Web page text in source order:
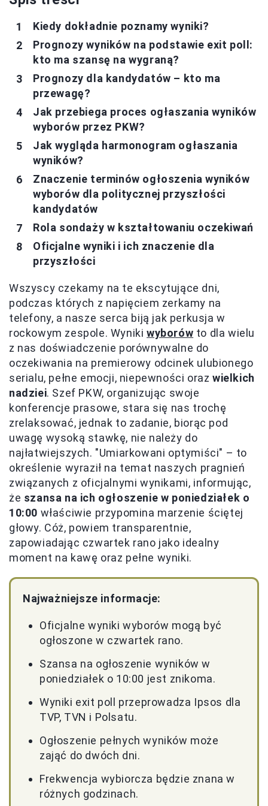
Kiedy dokładnie poznamy wyniki?
Prognozy wyników na podstawie exit poll:
kto ma szansę na wygraną?
Prognozy dla kandydatów – kto ma
przewagę?
Jak przebiega proces ogłaszania wyników
wyborów przez PKW?
Jak wygląda harmonogram ogłaszania
wyników?
Znaczenie terminów ogłoszenia wyników
wyborów dla politycznej przyszłości
kandydatów
Rola sondaży w kształtowaniu oczekiwań
Oficjalne wyniki i ich znaczenie dla
przyszłości
Wszyscy czekamy na te ekscytujące dni,
podczas których z napięciem zerkamy na
telefony, a nasze serca biją jak perkusja w
rockowym zespole. Wynikiwyborów to dla wielu
z nas doświadczenie porównywalne do
oczekiwania na premierowy odcinek ulubionego
serialu, pełne emocji, niepewności orazwielkich
nadziei. Szef PKW, organizując swoje
konferencje prasowe, stara się nas trochę
zrelaksować, jednak to zadanie, biorąc pod
uwagę wysoką stawkę, nie należy do
najłatwiejszych. "Umiarkowani optymiści" – to
określenie wyraził na temat naszych pragnień
związanych z oficjalnymi wynikami, informując,
że szansa na ich ogłoszenie w poniedziałek o
10:00 właściwie przypomina marzenie ściętej
głowy. Cóż, powiem transparentnie,
zapowiadając czwartek rano jako idealny
moment na kawę oraz pełne wyniki.
Najważniejsze informacje:
Oficjalne wyniki wyborów mogą być
ogłoszone w czwartek rano.
Szansa na ogłoszenie wyników w
poniedziałek o 10:00 jest znikoma.
Wyniki exit poll przeprowadza Ipsos dla
TVP, TVN i Polsatu.
Ogłoszenie pełnych wyników może
zająć do dwóch dni.
Frekwencja wybiorcza będzie znana w
różnych godzinach.